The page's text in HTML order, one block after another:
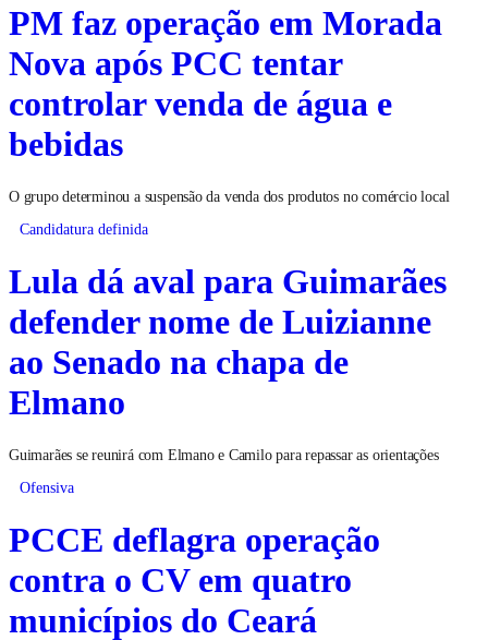
PM faz operação em Morada
Nova após PCC tentar
controlar venda de água e
bebidas
O grupo determinou a suspensão da venda dos produtos no comércio local
Candidatura definida
Lula dá aval para Guimarães
defender nome de Luizianne
ao Senado na chapa de
Elmano
Guimarães se reunirá com Elmano e Camilo para repassar as orientações
Ofensiva
PCCE deflagra operação
contra o CV em quatro
municípios do Ceará